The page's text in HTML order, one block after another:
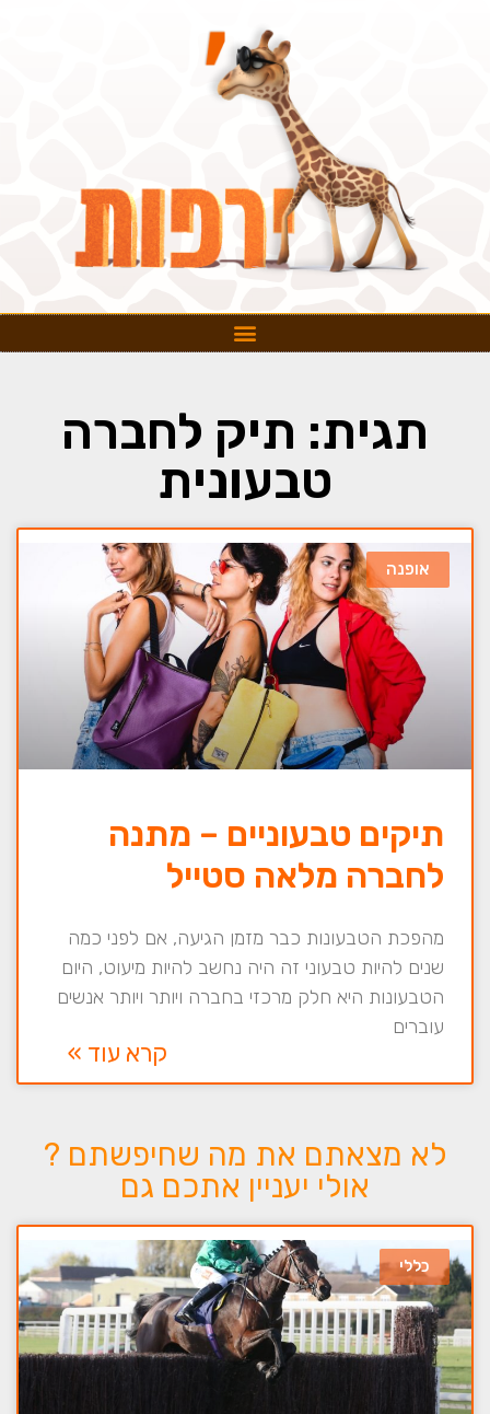
תגית: תיק לחברה
טבעונית
אופנה
תיקים טבעוניים – מתנה
לחברה מלאה סטייל
מהפכת הטבעונות כבר מזמן הגיעה, אם לפני כמה
שנים להיות טבעוני זה היה נחשב להיות מיעוט, היום
הטבעונות היא חלק מרכזי בחברה ויותר ויותר אנשים
עוברים
קרא עוד »
לא מצאתם את מה שחיפשתם ?
אולי יעניין אתכם גם
כללי